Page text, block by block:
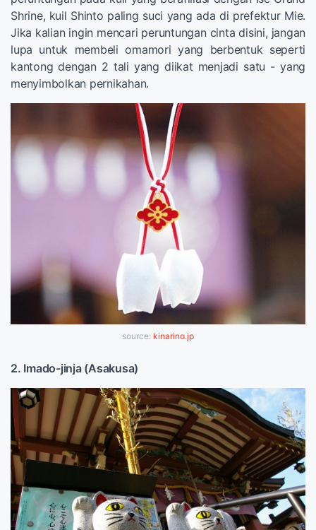
Shrine, kuil Shinto paling suci yang ada di prefektur Mie.
Jika kalian ingin mencari peruntungan cinta disini, jangan
lupa untuk membeli omamori yang berbentuk seperti
kantong dengan 2 tali yang diikat menjadi satu - yang
menyimbolkan pernikahan.
source: kinarino.jp
2. Imado-jinja (Asakusa)